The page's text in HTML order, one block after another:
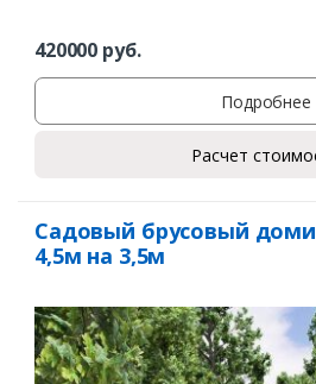
420000 руб.
Подробнее
Расчет
Садовый брусовый
4,5м на 3,5м